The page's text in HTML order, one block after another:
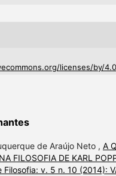
licenses/by/
de Araújo Neto , A
FILOSOFIA DE KARL
Filosofia: v. 5 n. 10 (2014):